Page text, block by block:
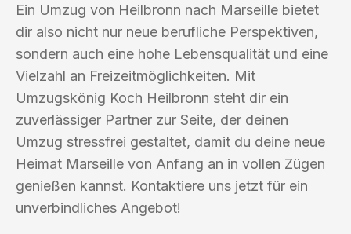
Ein Umzug von Heilbronn nach Marseille bietet
dir also nicht nur neue berufliche Perspektiven,
sondern auch eine hohe Lebensqualität und eine
Vielzahl an Freizeitmöglichkeiten. Mit
Umzugskönig Koch Heilbronn steht dir ein
zuverlässiger Partner zur Seite, der deinen
Umzug stressfrei gestaltet, damit du deine neue
Heimat Marseille von Anfang an in vollen Zügen
genießen kannst. Kontaktiere uns jetzt für ein
unverbindliches Angebot!